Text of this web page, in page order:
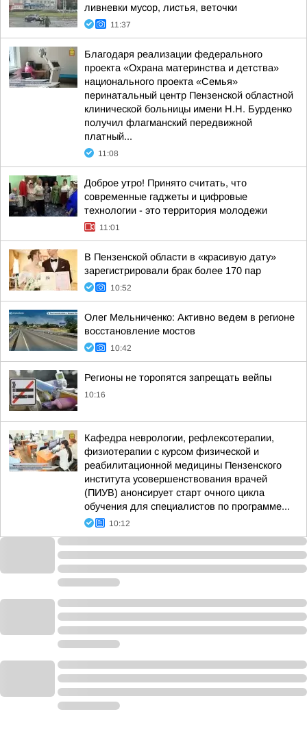
ливневки мусор, листья, веточки
11:37
Благодаря реализации федерального
проекта «Охрана материнства и детства»
национального проекта «Семья»
перинатальный центр Пензенской областной
клинической больницы имени Н.Н. Бурденко
получил флагманский передвижной
платный...
11:08
Доброе утро! Принято считать, что
современные гаджеты и цифровые
технологии - это территория молодежи
11:01
В Пензенской области в «красивую дату»
зарегистрировали брак более 170 пар
10:52
Олег Мельниченко: Активно ведем в регионе
восстановление мостов
10:42
Регионы не торопятся запрещать вейпы
10:16
Кафедра неврологии, рефлексотерапии,
физиотерапии с курсом физической и
реабилитационной медицины Пензенского
института усовершенствования врачей
(ПИУВ) анонсирует старт очного цикла
обучения для специалистов по программе...
10:12